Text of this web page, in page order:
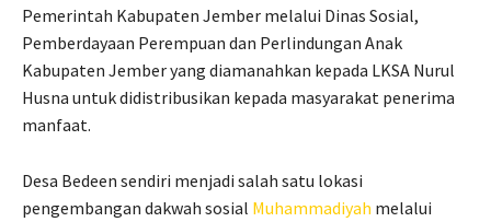
Pemerintah Kabupaten Jember melalui Dinas Sosial,
Pemberdayaan Perempuan dan Perlindungan Anak
Kabupaten Jember yang diamanahkan kepada LKSA Nurul
Husna untuk didistribusikan kepada masyarakat penerima
manfaat.
Desa Bedeen sendiri menjadi salah satu lokasi
pengembangan dakwah sosial Muhammadiyah melalui